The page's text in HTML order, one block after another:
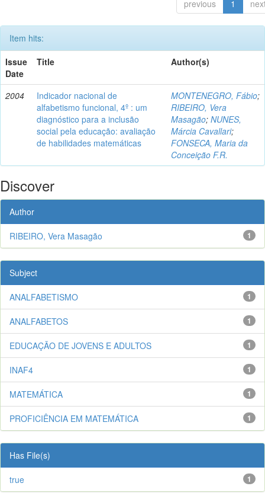
previous 1
Item hits:
Issue
Date
Title Author(s)
2004
Indicador nacional de
alfabetismo funcional, 4º : um
diagnóstico para a inclusão
social pela educação: avaliação
de habilidades matemáticas
MONTENEGRO, Fábio;
RIBEIRO, Vera
Masagão; NUNES,
Márcia Cavallari;
FONSECA, Maria da
Conceição F.R.
Discover
Author
1
RIBEIRO, Vera Masagão
Subject
1
ANALFABETISMO
1
ANALFABETOS
1
EDUCAÇÃO DE JOVENS E ADULTOS
1
INAF4
1
MATEMÁTICA
1
PROFICIÊNCIA EM MATEMÁTICA
Has File(s)
1
true